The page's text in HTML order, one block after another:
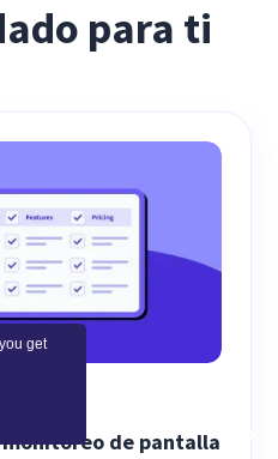
get
para ti
de pantalla